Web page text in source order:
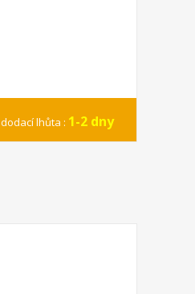
dodací lhůta : 1-2 dny